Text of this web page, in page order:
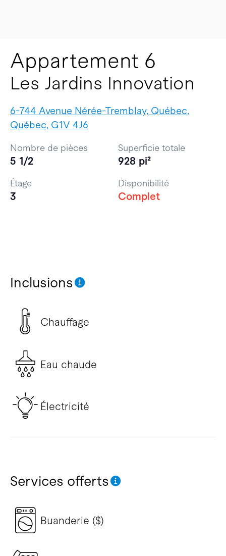
Appartement 6
Les Jardins Innovation
6-744 Avenue Nérée-Tremblay, Québec,
Québec, G1V 4J6
Inclusions
Chauffage
Eau chaude
Électricité
Services offerts
Buanderie ($)
Nombre de pièces
5 1/2
Superficie totale
928 pi²
Étage
3
Disponibilité
Complet